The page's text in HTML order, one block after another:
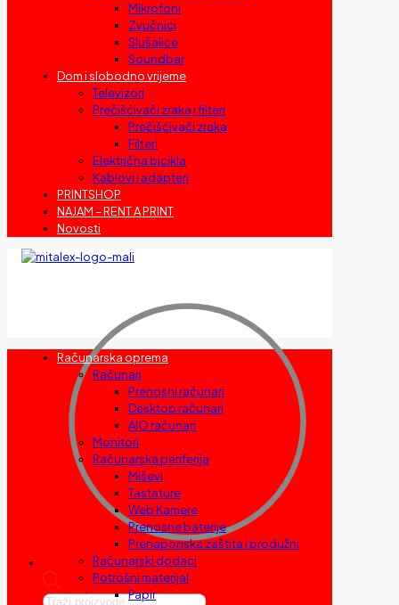
Mikrofoni
Zvučnici
Slušalice
Soundbar
Dom i slobodno vrijeme
Televizori
Prečišćivači zraka i filteri
Prečišćivači zraka
Filteri
Električna bicikla
Kablovi i adapteri
PRINTSHOP
NAJAM – RENT A PRINT
Novosti
Products
Računarska oprema
Računari
Prenosni računari
Desktop računari
AIO računari
Monitori
Računarska periferija
Miševi
Tastature
Web Kamere
Prenosne baterije
Prenaponska zaštita i produžni
Računarski dodaci
Potrošni materijal
Papir